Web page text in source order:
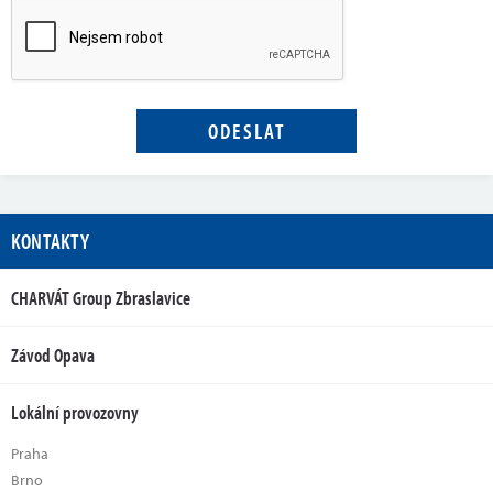
KONTAKTY
CHARVÁT Group Zbraslavice
Závod Opava
Lokální provozovny
Praha
Brno